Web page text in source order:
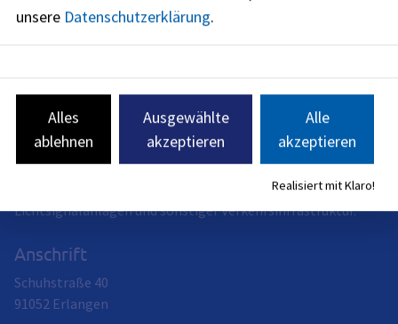
Das Tiefbauamt der Stadt Erlangen ist in seiner Funktion als
Betrieb und den Erhalt sowie die Verwaltung der öffentlich
gewidmeten Verkehrsflächen mit den dazugehörenden
Bauwerken, sonstigen Verkehrsanlagen und
Verkehrseinrichtungen einschließlich Beleuchtung,
Lichtsignalanlagen und sonstiger Verkehrsinfrastruktur.
Anschrift
Schuhstraße 40
91052 Erlangen
unsere Datenschutzerklärung.
Alles
ablehnen
Ausgewählte
akzeptieren
Alle
akzeptieren
Realisiert mit Klaro!